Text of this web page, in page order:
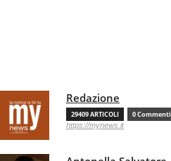
Redazione
29409 ARTICOLI 0 Commenti
https://mynews.it